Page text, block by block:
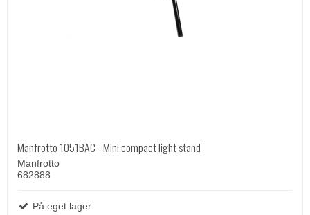
Manfrotto 1051BAC - Mini compact light stand
Manfrotto
682888
På eget lager